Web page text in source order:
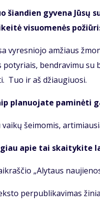
šian­dien gy­ve­na Jū­sų
vi­suo­me­nės
vy­res­nio­jo am­žiaus
po­ty­riais, ben­dra­vi­mu
Tuo ir aš džiau­giuo­si.
pla­nuo­ja­te pa­mi­nė­ti
vai­kų šei­mo­mis,
apie tai skaitykite
„Alytaus
perpublikavimas